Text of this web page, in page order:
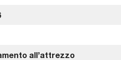
all’attrezzo